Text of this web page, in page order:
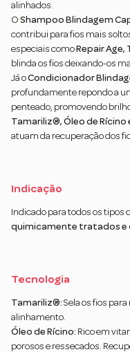
alinhados.
O Shampoo Blindagem
contribui para fios mais
especiais comoRepair Age,
blinda os fios deixando-os
Já oCondicionador
profundamente repondo a
penteado, promovendo
Tamariliz®, Óleo de
atuam da recuperação dos
Indicação
Indicado para todos os tipos
quimicamente tratados e
Tecnologia
Tamariliz®: Sela os fios
alinhamento.
Óleo de Rícino: Rico em
porosos e ressecados.